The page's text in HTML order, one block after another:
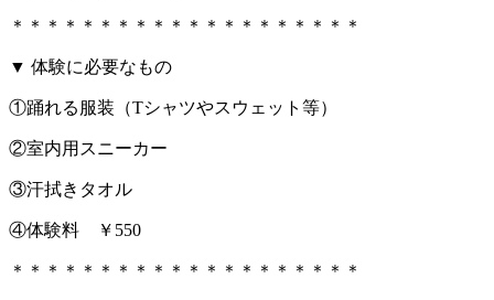
＊＊＊＊＊＊＊＊＊＊＊＊＊＊＊＊＊＊＊＊
▼ 体験に必要なもの
①踊れる服装（Tシャツやスウェット等）
②室内用スニーカー
③汗拭きタオル
④体験料 ￥550
＊＊＊＊＊＊＊＊＊＊＊＊＊＊＊＊＊＊＊＊